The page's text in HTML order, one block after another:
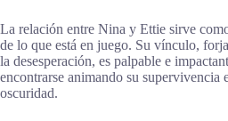
La relación entre Nina y Ettie sirve
de lo que está en juego. Su vínculo,
la desesperación, es palpable e
encontrarse animando su supervivencia
oscuridad.